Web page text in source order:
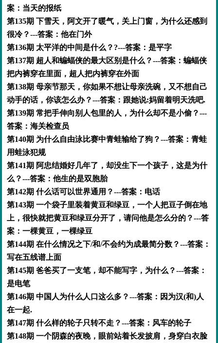
案：当天的报纸
第135期 下雪天，阿文开了暖气，关上门窗，为什么还感到
很冷？---答案：他在门外
第136期 太平洋的中间是什么？?---答案：是平字
第137期 超人和蝙蝠侠的最大区别是什么？---答案：蝙蝠侠
把内裤穿在里面，超人把内裤穿在外面
第138期 母亲节那天，你如果不想让母亲洗碗，又不想自己
动手的话，你该怎么办？---答案：跟她说:妈留着明天洗吧.
第139期 常把手伸向别人包里的人，为什么却不是小偷？---
答案：海关检查员
第140期 为什么自由泳比赛中青蛙输给了狗？---答案：青蛙
用蛙泳犯规
第141期 阿忠结婚好几年了，却没生下一个孩子，这是为什
么？---答案：他生的是双胞胎
第142期 什么话可以世界通用？---答案：电话
第143期 一个袋子里装着黄豆和绿豆，一个人把豆子倒在地
上，很快就把黄豆和绿豆分开了，请问他是怎么分的？---答
案：一棵黄豆，一棵绿豆
第144期 在什么情况之下/和/不会约为成最简分数？---答案：
写在五线谱上面
第145期 爸爸买了一支笔，却不能写字，为什么？---答案：
是电笔
第146期 中国人为什么人口这么多？---答案：因为汉(和)人
在一起.
第147期 什么样的轮子只转不走？---答案：风车的轮子
第148期 一个阴森的夜晚，眼前站着长发披肩，身穿白衣脸